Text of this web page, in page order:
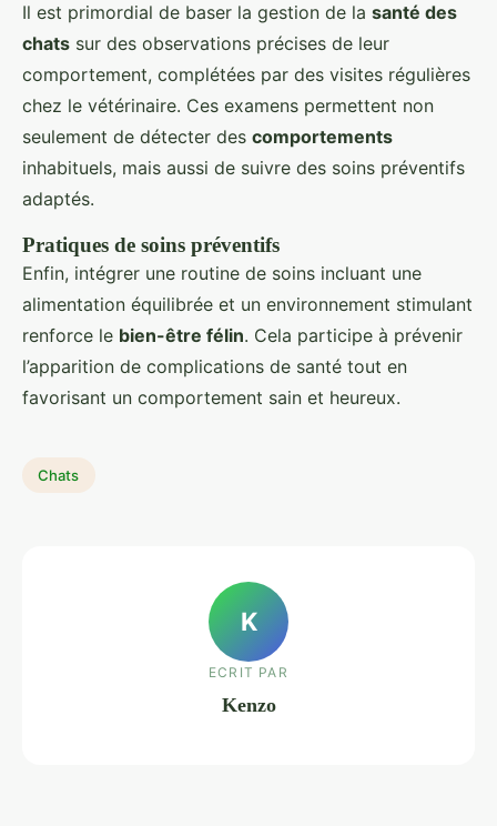
Il est primordial de baser la gestion de la santé des
chats sur des observations précises de leur
comportement, complétées par des visites régulières
chez le vétérinaire. Ces examens permettent non
seulement de détecter des comportements
inhabituels, mais aussi de suivre des soins préventifs
adaptés.
Pratiques de soins préventifs
Enfin, intégrer une routine de soins incluant une
alimentation équilibrée et un environnement stimulant
renforce le bien-être félin. Cela participe à prévenir
l’apparition de complications de santé tout en
favorisant un comportement sain et heureux.
Chats
K
ECRIT PAR
Kenzo